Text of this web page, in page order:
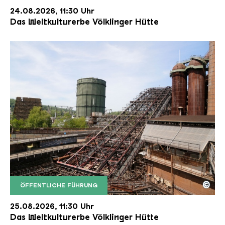
24.08.2026, 11:30 Uhr
Das Weltkulturerbe Völklinger Hütte
ÖFFENTLICHE FÜHRUNG
Der Erzschrägaufzug der Völklinger Hütte mit
Copyright: Weltkulturerbe Völklinger Hütte | Karl
©
25.08.2026, 11:30 Uhr
Das Weltkulturerbe Völklinger Hütte